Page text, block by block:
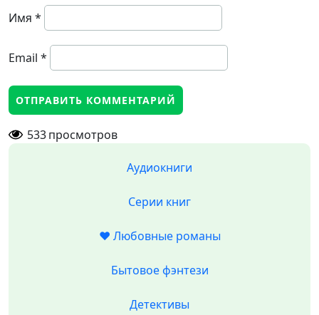
Имя *
Email *
533просмотров
Аудиокниги
Серии книг
❤️ Любовные романы
Бытовое фэнтези
Детективы